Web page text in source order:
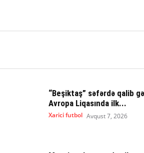
“Beşiktaş” səfərdə qalib
Avropa Liqasında ilk...
Xarici futbol Avqust 7, 2026